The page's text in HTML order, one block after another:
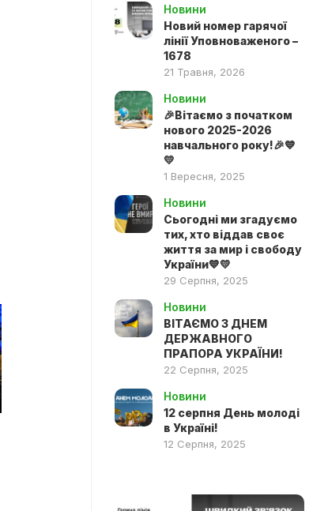
Новини
Новий номер гарячої
лінії Уповноваженого –
1678
21 Травня, 2026
Новини
🎉Вітаємо з початком
нового 2025-2026
навчального року!🎉💙
💛
1 Вересня, 2025
Новини
Сьогодні ми згадуємо
тих, хто віддав своє
життя за мир і свободу
України💙💛
29 Серпня, 2025
Новини
ВІТАЄМО З ДНЕМ
ДЕРЖАВНОГО
ПРАПОРА УКРАЇНИ!
22 Серпня, 2025
Новини
12 серпня День молоді
в Україні!
12 Серпня, 2025